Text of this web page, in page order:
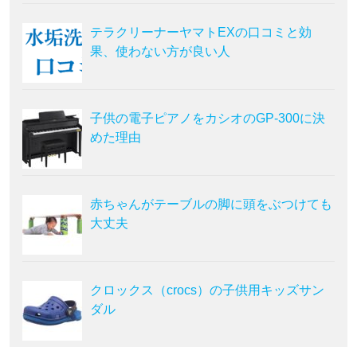
テラクリーナーヤマトEXの口コミと効
果、使わない方が良い人
子供の電子ピアノをカシオのGP-300に決
めた理由
赤ちゃんがテーブルの脚に頭をぶつけても
大丈夫
クロックス（crocs）の子供用キッズサン
ダル